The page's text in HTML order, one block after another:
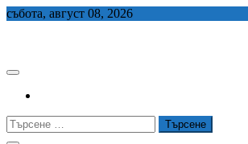
Skip
събота, август 08, 2026
Търсене
за: